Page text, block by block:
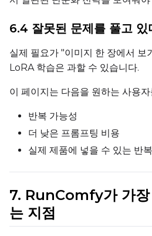
6.4 잘못된 문제를 풀고 있
실제 필요가 "이미지 한 장에서 보
LoRA 학습은 과할 수 있습니다.
이 페이지는 다음을 원하는 사용
반복 가능성
더 낮은 프롬프팅 비용
실제 제품에 넣을 수 있는 반
7. RunComfy가 가장
는 지점